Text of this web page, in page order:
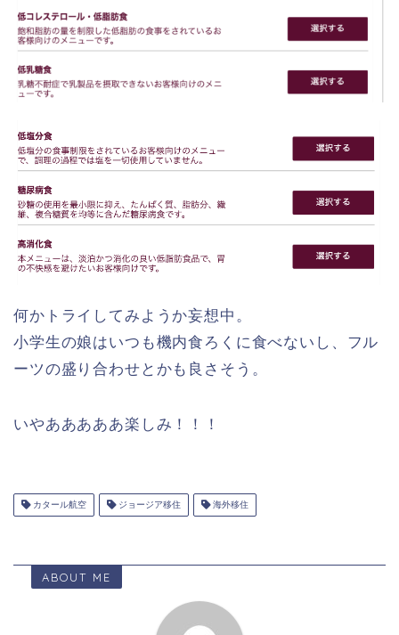
何かトライしてみようか妄想中。
小学生の娘はいつも機内食ろくに食べないし、フル
ーツの盛り合わせとかも良さそう。
いやあああああ楽しみ！！！
カタール航空 ジョージア移住 海外移住
ABOUT ME